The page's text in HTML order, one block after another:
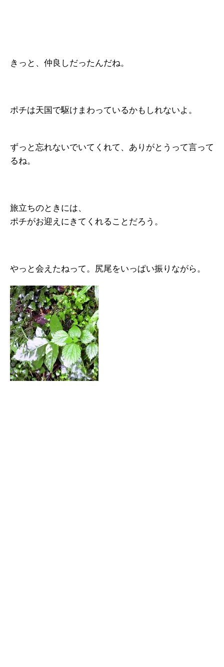
きっと、仲良しだったんだね。
ポチは天国で駆けまわっているかもしれないよ。
ずっと忘れないでいてくれて、ありがとうって言って
るね。
旅立ちのときには、
ポチがお迎えにきてくれることだろう。
やっと会えたねって。尻尾をいっぱい振りながら。